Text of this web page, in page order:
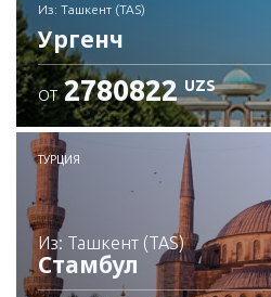
из: Ташкент (TAS)
Ургенч
Проверьте подробности
ОТ 2780822 UZS
ТУРЦИЯ
из: Ташкент (TAS)
Стамбул